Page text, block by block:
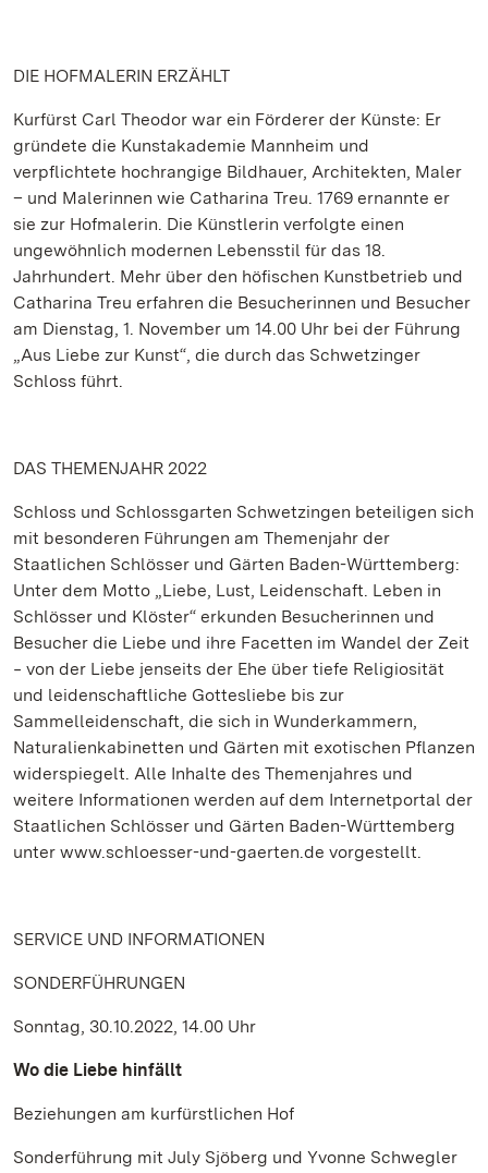
DIE HOFMALERIN ERZÄHLT
Kurfürst Carl Theodor war ein Förderer der Künste: Er
gründete die Kunstakademie Mannheim und
verpflichtete hochrangige Bildhauer, Architekten, Maler
– und Malerinnen wie Catharina Treu. 1769 ernannte er
sie zur Hofmalerin. Die Künstlerin verfolgte einen
ungewöhnlich modernen Lebensstil für das 18.
Jahrhundert. Mehr über den höfischen Kunstbetrieb und
Catharina Treu erfahren die Besucherinnen und Besucher
am Dienstag, 1. November um 14.00 Uhr bei der Führung
„Aus Liebe zur Kunst“, die durch das Schwetzinger
Schloss führt.
DAS THEMENJAHR 2022
Schloss und Schlossgarten Schwetzingen beteiligen sich
mit besonderen Führungen am Themenjahr der
Staatlichen Schlösser und Gärten Baden-Württemberg:
Unter dem Motto „Liebe, Lust, Leidenschaft. Leben in
Schlösser und Klöster“ erkunden Besucherinnen und
Besucher die Liebe und ihre Facetten im Wandel der Zeit
‒ von der Liebe jenseits der Ehe über tiefe Religiosität
und leidenschaftliche Gottesliebe bis zur
Sammelleidenschaft, die sich in Wunderkammern,
Naturalienkabinetten und Gärten mit exotischen Pflanzen
widerspiegelt. Alle Inhalte des Themenjahres und
weitere Informationen werden auf dem Internetportal der
Staatlichen Schlösser und Gärten Baden-Württemberg
unter www.schloesser-und-gaerten.de vorgestellt.
SERVICE UND INFORMATIONEN
SONDERFÜHRUNGEN
Sonntag, 30.10.2022, 14.00 Uhr
Wo die Liebe hinfällt
Beziehungen am kurfürstlichen Hof
Sonderführung mit July Sjöberg und Yvonne Schwegler